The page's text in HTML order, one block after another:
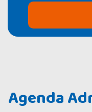
Agenda